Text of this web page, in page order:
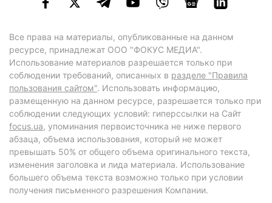
Все права на материалы, опубликованные на данном
ресурсе, принадлежат ООО "ФОКУС МЕДИА".
Использование материалов разрешается только при
соблюдении требований, описанных в разделе "Правила
пользования сайтом". Использовать информацию,
размещенную на данном ресурсе, разрешается только при
соблюдении следующих условий: гиперссылки на Сайт
focus.ua, упоминания первоисточника не ниже первого
абзаца, объема использования, который не может
превышать 50% от общего объема оригинального текста,
изменения заголовка и лида материала. Использование
большего объема текста возможно только при условии
получения письменного разрешения Компании.